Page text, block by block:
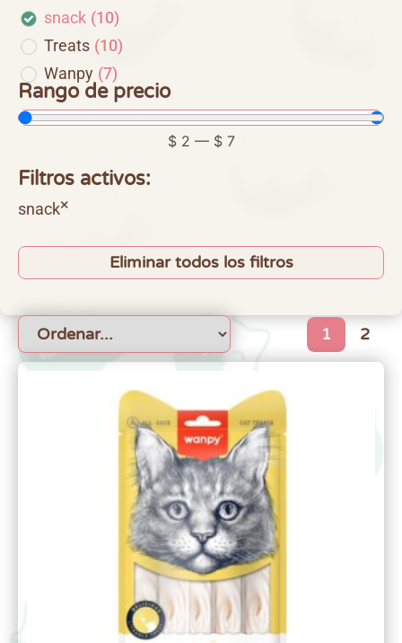
snack (10)
Treats (10)
Wanpy (7)
Rango de precio
$ 2 — $ 7
Filtros activos:
snack×
Eliminar todos los filtros
1 2